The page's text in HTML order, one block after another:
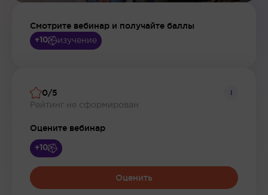
Смотрите вебинар и получайте баллы
+10 изучение
0/5
Рейтинг не сформирован
i
Оцените вебинар
+10
Оценить